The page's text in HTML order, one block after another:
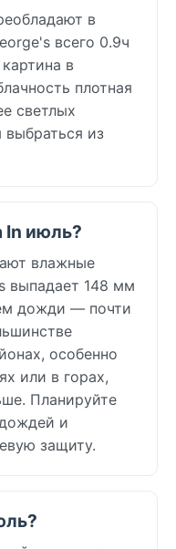
в
всего 0.9ч
в
плотная
светлых
выбраться из
In июль?
влажные
выпадает 148 мм
дожди — почти
особенно
или в горах,
Планируйте
и
защиту.